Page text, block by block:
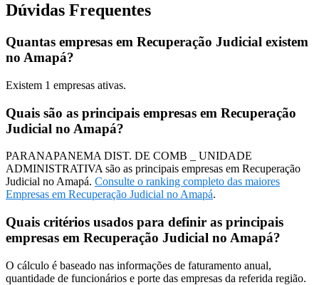
Dúvidas Frequentes
Quantas empresas em Recuperação Judicial existem
no Amapá?
Existem 1 empresas ativas.
Quais são as principais empresas em Recuperação
Judicial no Amapá?
PARANAPANEMA DIST. DE COMB _ UNIDADE
ADMINISTRATIVA são as principais empresas em Recuperação
Judicial no Amapá. Consulte o ranking completo das maiores
Empresas em Recuperação Judicial no Amapá.
Quais critérios usados para definir as principais
empresas em Recuperação Judicial no Amapá?
O cálculo é baseado nas informações de faturamento anual,
quantidade de funcionários e porte das empresas da referida região.